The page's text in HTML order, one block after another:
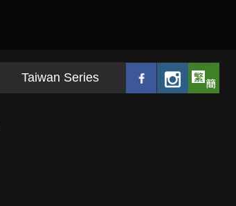
Taiwan Series